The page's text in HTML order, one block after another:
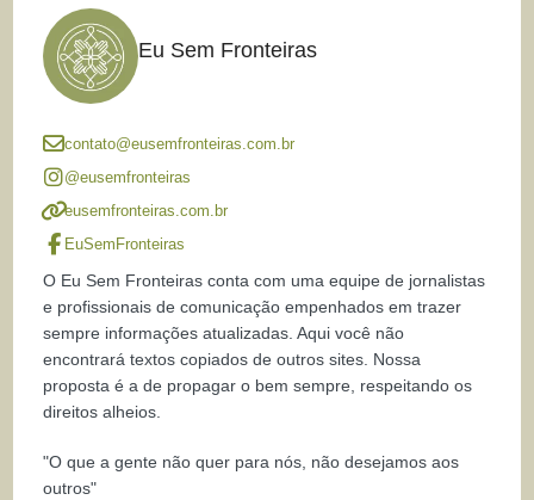
Eu Sem Fronteiras
contato@eusemfronteiras.com.br
@eusemfronteiras
eusemfronteiras.com.br
EuSemFronteiras
O Eu Sem Fronteiras conta com uma equipe de jornalistas
e profissionais de comunicação empenhados em trazer
sempre informações atualizadas. Aqui você não
encontrará textos copiados de outros sites. Nossa
proposta é a de propagar o bem sempre, respeitando os
direitos alheios.
"O que a gente não quer para nós, não desejamos aos
outros"